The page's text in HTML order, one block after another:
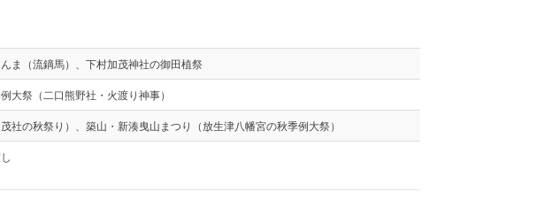
ま（流鏑馬）、下村加茂神社の御田植祭
大祭（二口熊野社・火渡り神事）
社の秋祭り）、築山・新湊曳山まつり（放生津八幡宮の秋季例大祭）